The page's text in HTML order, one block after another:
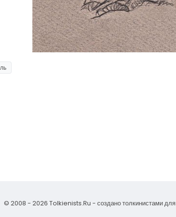
© 2008 - 2026 Tolkienists.Ru - создано толкинистами для